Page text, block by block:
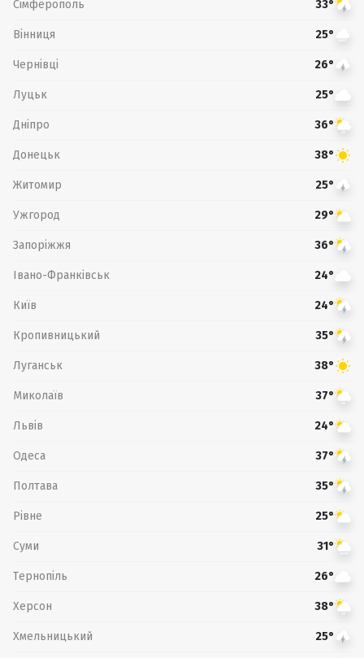
Сімферополь 33°
Вінниця 25°
Чернівці 26°
Луцьк 25°
Дніпро 36°
Донецьк 38°
Житомир 25°
Ужгород 29°
Запоріжжя 36°
Івано-Франківськ 24°
Київ 24°
Кропивницький 35°
Луганськ 38°
Миколаїв 37°
Львів 24°
Одеса 37°
Полтава 35°
Рівне 25°
Суми 31°
Тернопіль 26°
Херсон 38°
Хмельницький 25°